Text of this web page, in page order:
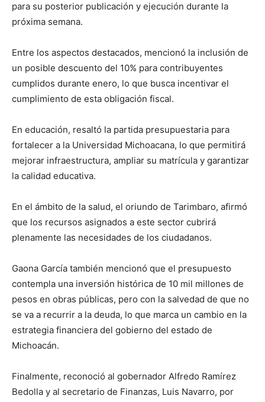
para su posterior publicación y ejecución durante la
próxima semana.
Entre los aspectos destacados, mencionó la inclusión de
un posible descuento del 10% para contribuyentes
cumplidos durante enero, lo que busca incentivar el
cumplimiento de esta obligación fiscal.
En educación, resaltó la partida presupuestaria para
fortalecer a la Universidad Michoacana, lo que permitirá
mejorar infraestructura, ampliar su matrícula y garantizar
la calidad educativa.
En el ámbito de la salud, el oriundo de Tarimbaro, afirmó
que los recursos asignados a este sector cubrirá
plenamente las necesidades de los ciudadanos.
Gaona García también mencionó que el presupuesto
contempla una inversión histórica de 10 mil millones de
pesos en obras públicas, pero con la salvedad de que no
se va a recurrir a la deuda, lo que marca un cambio en la
estrategia financiera del gobierno del estado de
Michoacán.
Finalmente, reconoció al gobernador Alfredo Ramírez
Bedolla y al secretario de Finanzas, Luis Navarro, por